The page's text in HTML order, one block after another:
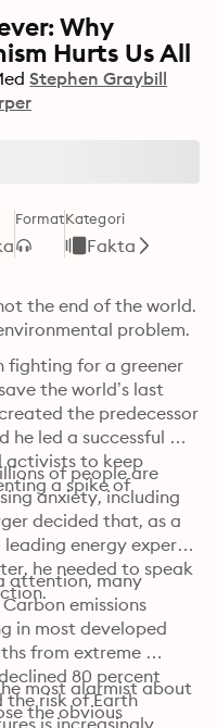
Why
Hurts Us All
Stephen Graybill
FormatKategori
Fakta
the end of the world.
fighting for a greener
the world’s last
the predecessor
he led a successful
activists to keep
a spike of
of people are
anxiety, including
decided that, as a
energy expert,
he needed to speak
attention, many
emissions
in most developed
from extreme
80 percent
the risk of Earth
is increasingly
most alarmist about
the obvious